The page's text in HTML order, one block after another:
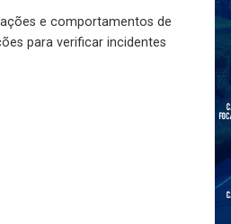
e comportamentos de
para verificar incidentes